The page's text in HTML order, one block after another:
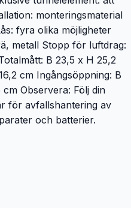
monteringsmaterial
fyra olika möjligheter
metall Stopp för luftdrag:
B 23,5 x H 25,2
cm Ingångsöppning: B
Observera: Följ din
för avfallshantering av
och batterier.